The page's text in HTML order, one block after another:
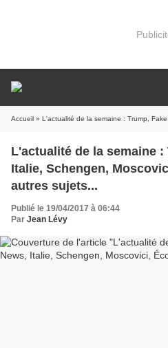
Accueil » L'actualité de la semaine : Trump, Fake News, Italie,
L'actualité de la semaine :
Italie, Schengen,
autres sujets...
Publié le 19/04/2017 à 06:44
Par Jean Lévy